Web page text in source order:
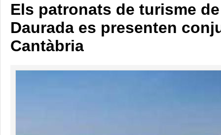
Els patronats de turisme
Daurada es presenten
Cantàbria